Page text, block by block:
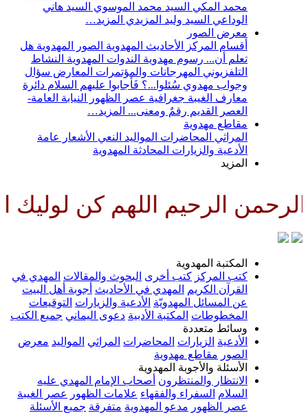
محمد المكي السيد محمد الموسوي السيد هاني
الوداعي السيد وليد المزيدي المزيد…
معرض الصور
أقسام المركز
الأحاديث المهدوية الصور المهدوية هل
تعلم أن... رسوم مهدوية الندوات المهدوية النشاط
التلفزيوني المهرجانات والمؤتمرات المعارض سؤال
وجواب مهدوي سُئلوا...؟ فَأجابوا عليهم السلام دائرة
معارف الغيبة جغرافية عصر الظهور
النيابة العامة-
العصر القديم رقمٌ ومعنى... المزيد…
مقاطع مهدوية
المراثي المحاضرات المواليد النعي الأشعار
عامة
الأدعية والزيارات المحادثة المهدوية
المزيد
الرحيم اللهم كن لوليك
المكتبة المهدوية
كتب المركز كتب أخرى البحوث والمقالات المهدي في
القرآن الكريم
المهدي في الأحاديث أجوبة أهل البيت
عن المسائل المهدويّة الأدعية والزيارات التوقيعات
المخطوطات المكتبة الأدبية دعوى اليماني جميع الكتب
وسائط متعددة
الأدعية الزيارات المحاضرات المراثي المواليد معرض
الصور مقاطع مهدوية
الأسئلة والأجوبة المهدوية
الانتظار والمنتظرون أصحاب الإمام المهدي عليه
السلام السفراء والفقهاء علامات الظهور
عصر الغيبة
عصر الظهور مدعو المهدوية متفرقة جميع الأسئلة